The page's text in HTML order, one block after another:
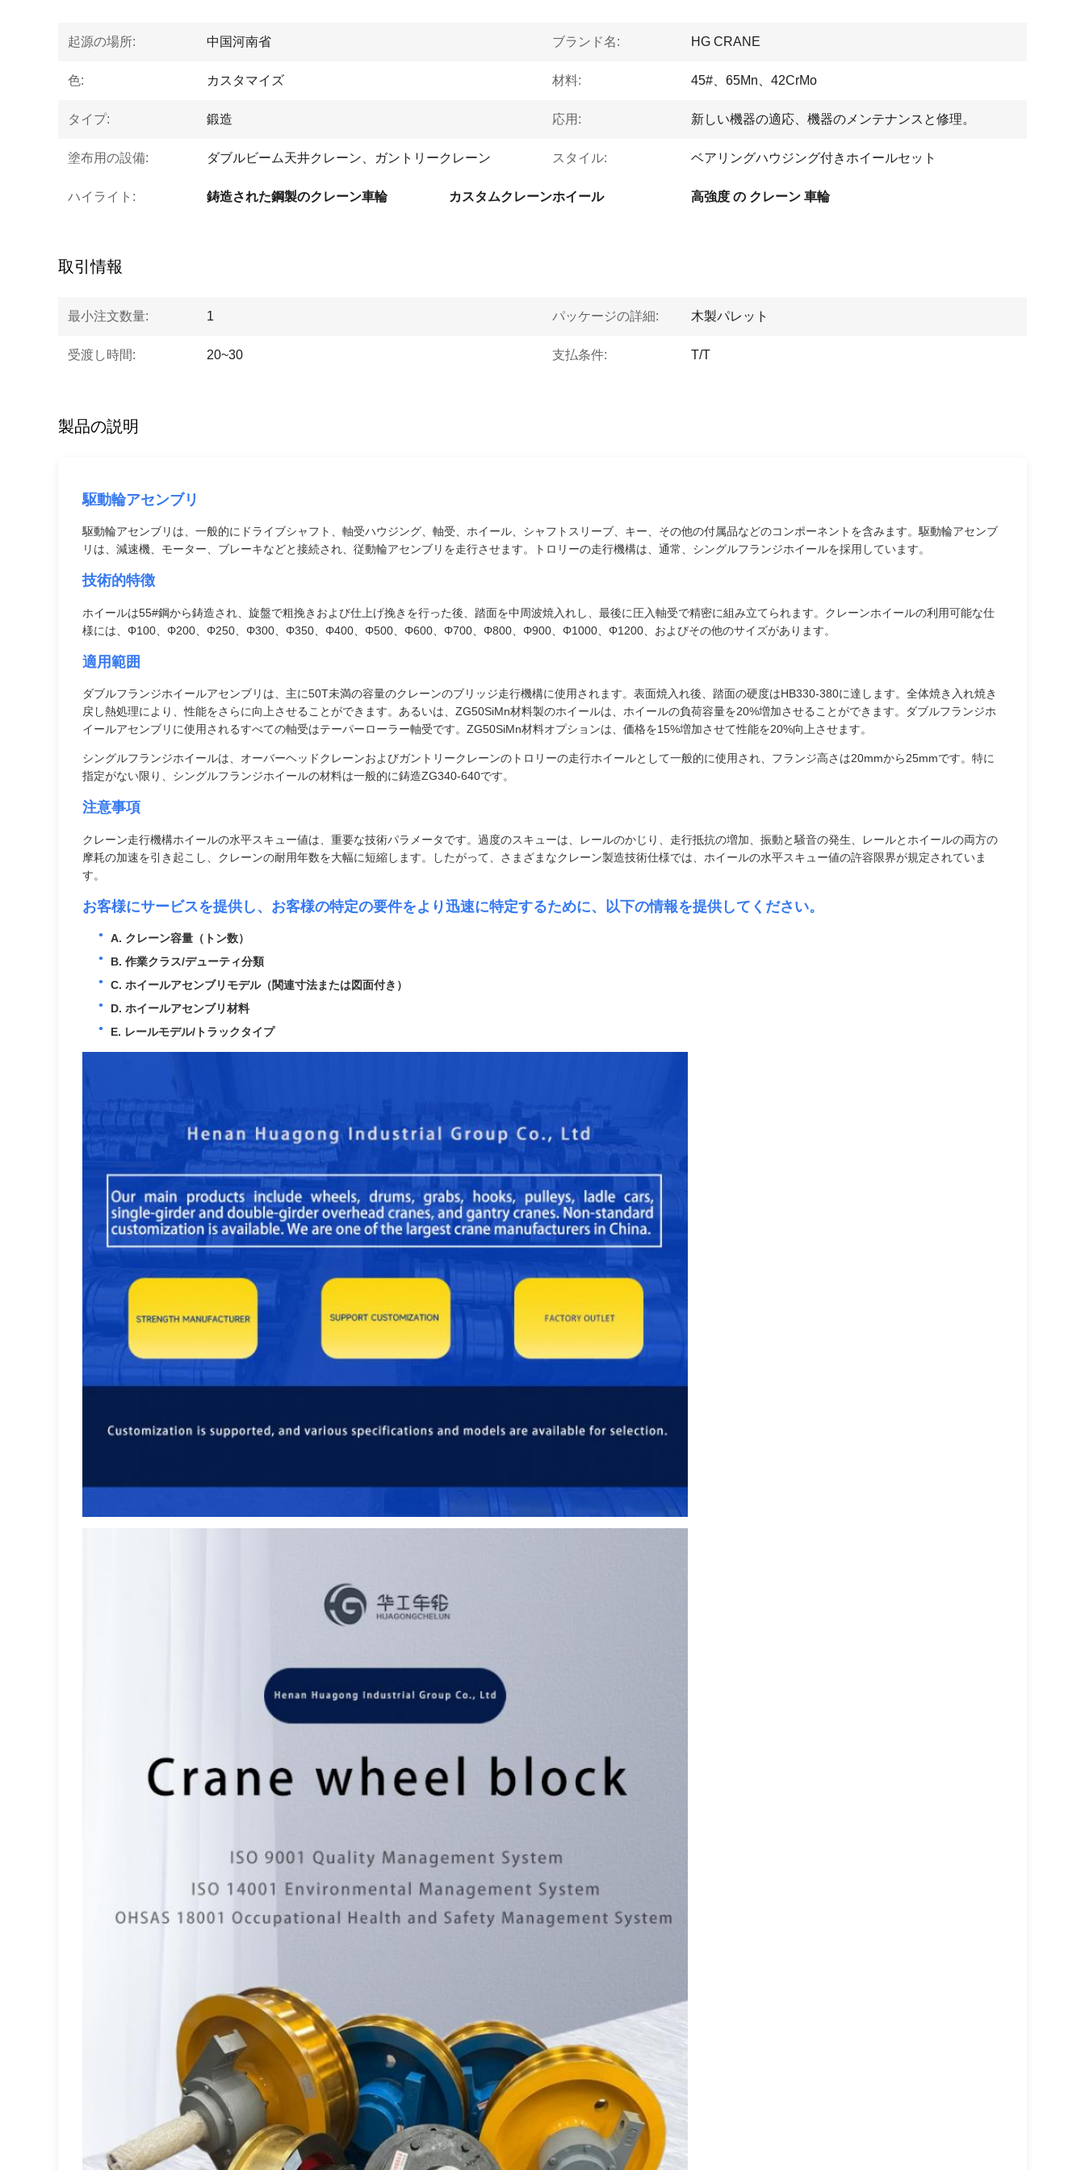
起源の場所: 中国河南省 ブランド名: HG CRANE
色: カスタマイズ 材料: 45#、65Mn、42CrMo
タイプ: 鍛造 応用: 新しい機器の適応、機器のメンテナンスと修理。
塗布用の設備: ダブルビーム天井クレーン、ガントリークレーン スタイル: ベアリングハウジング付きホイールセット
ハイライト: 鋳造された鋼製のクレーン車輪 カスタムクレーンホイール 高強度 の クレーン 車輪
取引情報
最小注文数量: 1 パッケージの詳細: 木製パレット
受渡し時間: 20~30 支払条件: T/T
製品の説明
駆動輪アセンブリ
駆動輪アセンブリは、一般的にドライブシャフト、軸受ハウジング、軸受、ホイール、シャフトスリーブ、キー、その他の付属品などのコンポーネントを含みます。駆動輪アセンブ
リは、減速機、モーター、ブレーキなどと接続され、従動輪アセンブリを走行させます。トロリーの走行機構は、通常、シングルフランジホイールを採用しています。
技術的特徴
ホイールは55#鋼から鋳造され、旋盤で粗挽きおよび仕上げ挽きを行った後、踏面を中周波焼入れし、最後に圧入軸受で精密に組み立てられます。クレーンホイールの利用可能な仕
様には、Φ100、Φ200、Φ250、Φ300、Φ350、Φ400、Φ500、Φ600、Φ700、Φ800、Φ900、Φ1000、Φ1200、およびその他のサイズがあります。
適用範囲
ダブルフランジホイールアセンブリは、主に50T未満の容量のクレーンのブリッジ走行機構に使用されます。表面焼入れ後、踏面の硬度はHB330-380に達します。全体焼き入れ焼き
戻し熱処理により、性能をさらに向上させることができます。あるいは、ZG50SiMn材料製のホイールは、ホイールの負荷容量を20%増加させることができます。ダブルフランジホ
イールアセンブリに使用されるすべての軸受はテーパーローラー軸受です。ZG50SiMn材料オプションは、価格を15%増加させて性能を20%向上させます。
シングルフランジホイールは、オーバーヘッドクレーンおよびガントリークレーンのトロリーの走行ホイールとして一般的に使用され、フランジ高さは20mmから25mmです。特に
指定がない限り、シングルフランジホイールの材料は一般的に鋳造ZG340-640です。
注意事項
クレーン走行機構ホイールの水平スキュー値は、重要な技術パラメータです。過度のスキューは、レールのかじり、走行抵抗の増加、振動と騒音の発生、レールとホイールの両方の
摩耗の加速を引き起こし、クレーンの耐用年数を大幅に短縮します。したがって、さまざまなクレーン製造技術仕様では、ホイールの水平スキュー値の許容限界が規定されていま
す。
お客様にサービスを提供し、お客様の特定の要件をより迅速に特定するために、以下の情報を提供してください。
A. クレーン容量（トン数）
B. 作業クラス/デューティ分類
C. ホイールアセンブリモデル（関連寸法または図面付き）
D. ホイールアセンブリ材料
E. レールモデル/トラックタイプ